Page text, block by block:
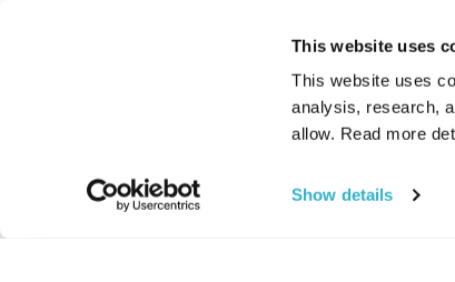
This website uses
This website uses
analysis, research,
allow. Read more
Show details